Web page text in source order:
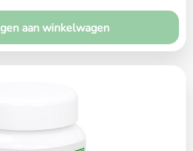
Blog
Contact
aan winkelwagen